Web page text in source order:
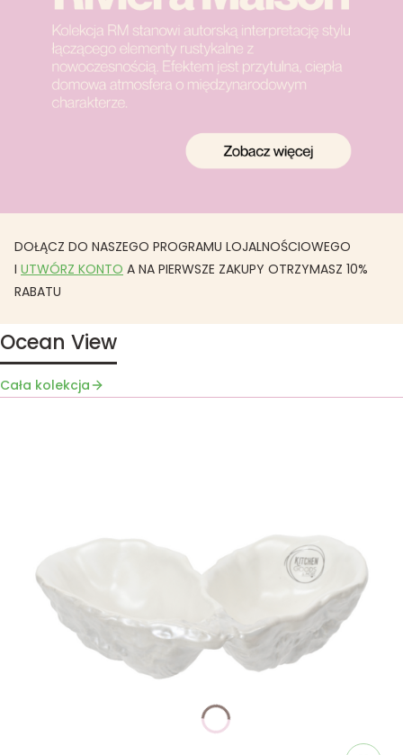
DOŁĄCZ DO NASZEGO PROGRAMU LOJALNOŚCIOWEGO
I UTWÓRZ KONTO A NA PIERWSZE ZAKUPY OTRZYMASZ 10%
RABATU
Ocean View
Cała kolekcja